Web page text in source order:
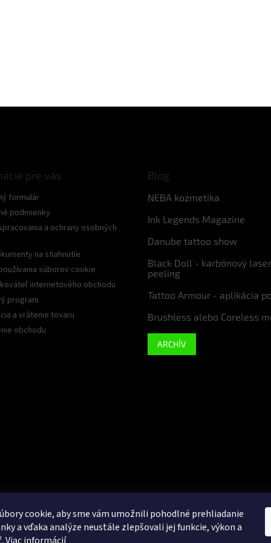
cookie, aby sme vám umožnili pohodlné prehliadanie
a vďaka analýze neustále zlepšovali jej funkcie, výkon a
pre vás
formulár
podmienky
a ochrany osobných
na stiahnutie
súborov cookie
internetového obchodu
program
a vrátenie tovaru
obchodu
Blog
NEBA kozmetika
Ink Legends Magazine
Danube tattoo show
Black Doll - karbónový
peeling
Tattoo Armour - aplikácia
Brushless alebo Coreless
ARCHÍV